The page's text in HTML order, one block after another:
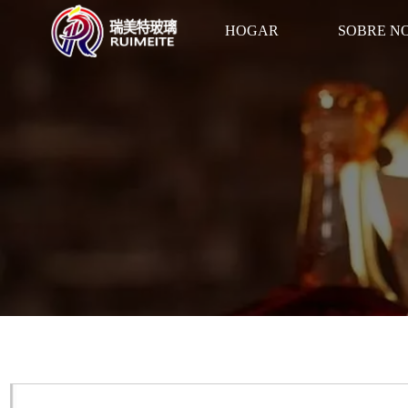
HOGAR SOBRE